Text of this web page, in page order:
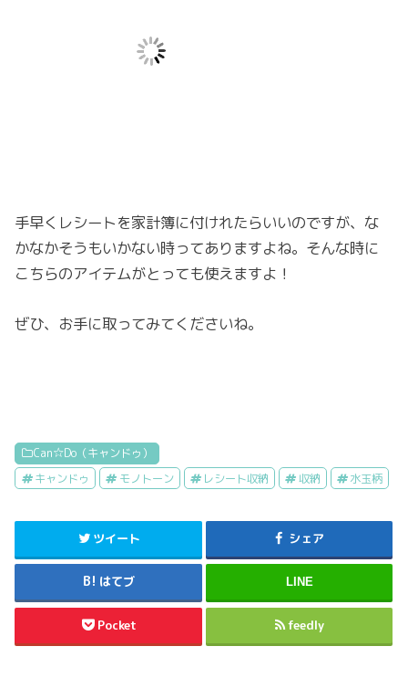
手早くレシートを家計簿に付けれたらいいのですが、な
かなかそうもいかない時ってありますよね。そんな時に
こちらのアイテムがとっても使えますよ！
ぜひ、お手に取ってみてくださいね。
Can☆Do（キャンドゥ）
キャンドゥ
モノトーン レシート収納 収納 水玉柄
ツイート シェア
はてブ LINE
Pocket feedly